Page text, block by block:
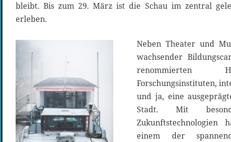
bleibt. Bis zum 29. März ist die Schau im zentral
erleben.
Neben Theater und
wachsender
renommierten
Forschungsinstituten,
und ja, eine
Stadt. Mit
einem der